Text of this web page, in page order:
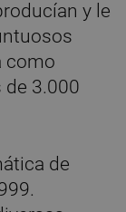
y le
como
de 3.000
de